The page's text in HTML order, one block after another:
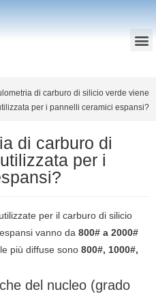
di carburo di silicio verde viene
per i pannelli ceramici espansi?
di carburo di
per i
per il carburo di silicio
vanno da 800# a 2000#
più diffuse sono 800#, 1000#,
del nucleo (grado